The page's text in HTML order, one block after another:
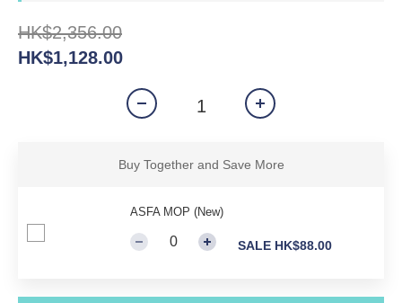
HK$2,356.00
HK$1,128.00
Buy Together and Save More
ASFA MOP (New)
SALE HK$88.00